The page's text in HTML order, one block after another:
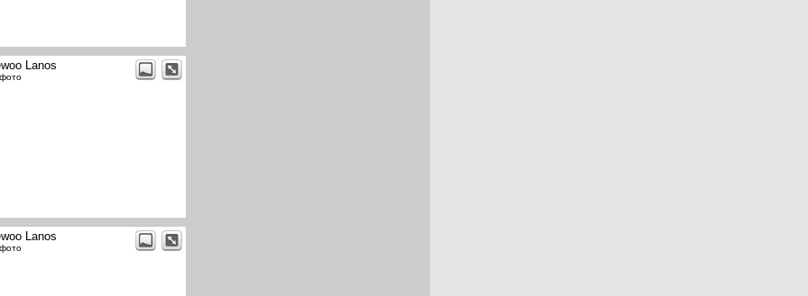
Lanos
Lanos